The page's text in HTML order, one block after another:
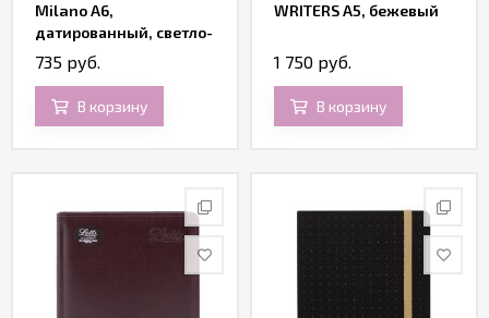
Milano A6,
датированный, светло-
коричневый
735 руб.
В корзину
WRITERS A5, бежевый
1 750 руб.
В корзину